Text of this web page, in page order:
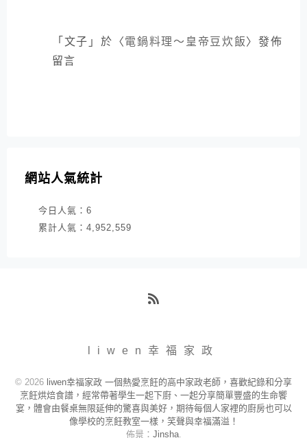
「 文子 」於〈電鍋料理～皇帝豆炊飯〉發佈
留言
網站人氣統計
今日人氣： 6
累計人氣： 4,952,559
liwen幸福家政
© 2026 liwen幸福家政 一個熱愛烹飪的高中家政老師，喜歡紀錄和分享
烹飪烘焙食譜，經常帶著學生一起下廚、一起分享簡單豐盛的生命饗
宴，體會由餐桌無限延伸的驚喜與美好，期待每個人家裡的廚房也可以
像學校的烹飪教室一樣，笑聲與幸福滿溢！
佈景： Jinsha.